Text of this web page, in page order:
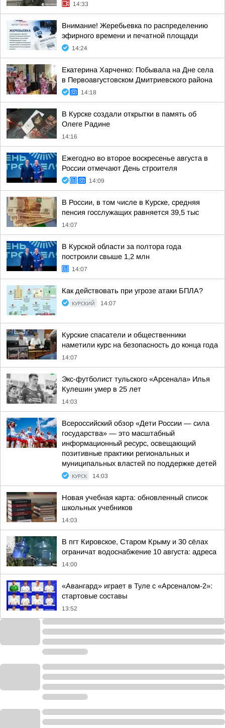
14:33
Внимание! Жеребьевка по распределению
эфирного времени и печатной площади
14:24
Екатерина Харченко: Побывала на Дне села
в Первоавгустовском Дмитриевского района
14:18
В Курске создали открытки в память об
Олеге Радине
14:16
Ежегодно во второе воскресенье августа в
России отмечают День строителя
14:09
В России, в том числе в Курске, средняя
пенсия госслужащих равняется 39,5 тыс
14:07
В Курской области за полтора года
построили свыше 1,2 млн
14:07
Как действовать при угрозе атаки БПЛА?
КУРСКИЙ 14:07
Курские спасатели и общественники
наметили курс на безопасность до конца года
14:07
Экс-футболист тульского «Арсенала» Илья
Кулешин умер в 25 лет
14:03
Всероссийский обзор «Дети России — сила
государства» — это масштабный
информационный ресурс, освещающий
позитивные практики региональных и
муниципальных властей по поддержке детей
КУРСК 14:03
Новая учебная карта: обновленный список
школьных учебников
14:03
В пгт Кировское, Старом Крыму и 30 сёлах
ограничат водоснабжение 10 августа: адреса
14:00
«Авангард» играет в Туле с «Арсеналом-2»:
стартовые составы
13:52